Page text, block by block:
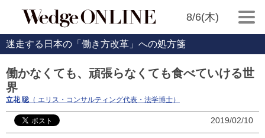
8/6(木)
迷走する日本の「働き方改革」への処方箋
働かなくても、頑張らなくても食べていける世
界
立花 聡 （ エリス・コンサルティング代表・法学博士）
2019/02/10